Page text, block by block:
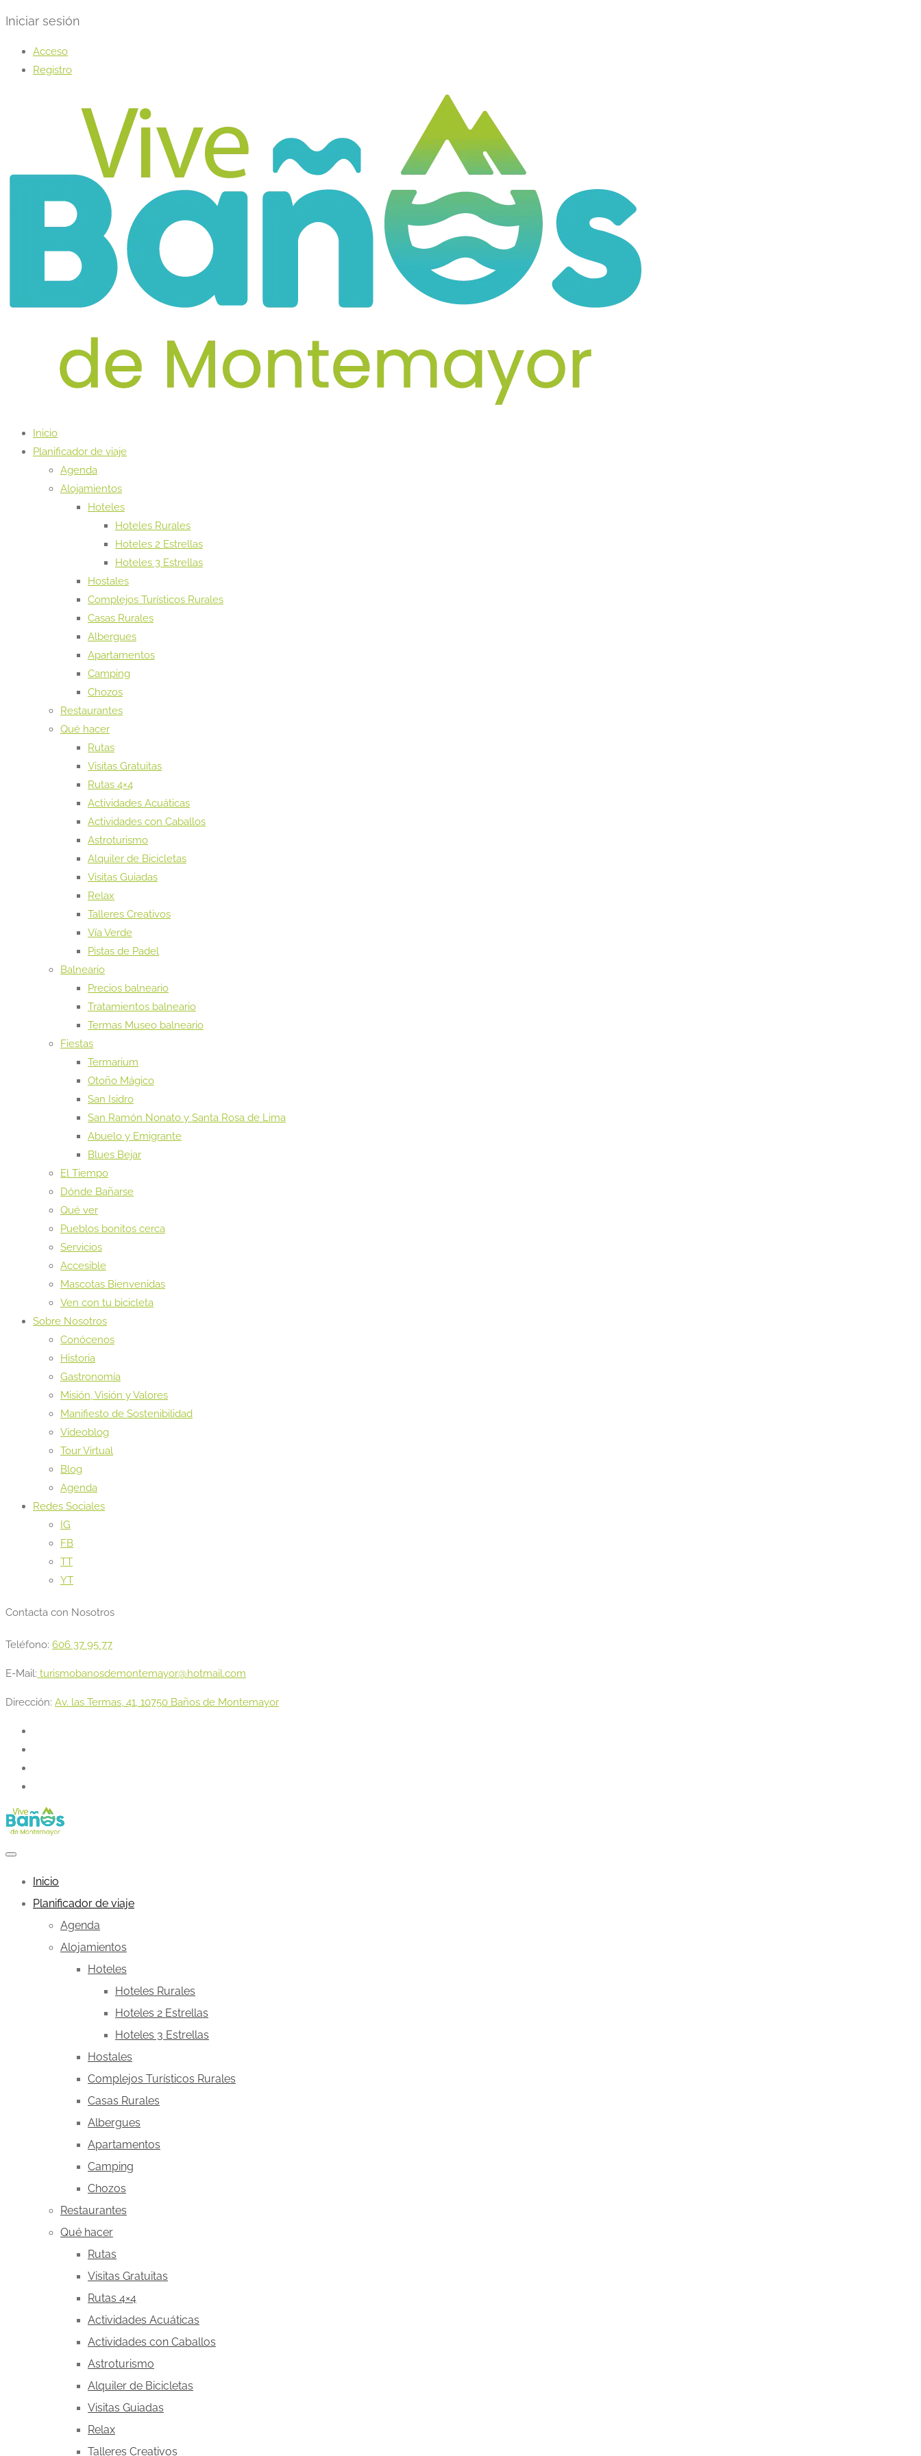
Iniciar sesión
Acceso
Registro
Inicio
Planificador de viaje
Agenda
Alojamientos
Hoteles
Hoteles Rurales
Hoteles 2 Estrellas
Hoteles 3 Estrellas
Hostales
Complejos Turísticos Rurales
Casas Rurales
Albergues
Apartamentos
Camping
Chozos
Restaurantes
Qué hacer
Rutas
Visitas Gratuitas
Rutas 4×4
Actividades Acuáticas
Actividades con Caballos
Astroturismo
Alquiler de Bicicletas
Visitas Guiadas
Relax
Talleres Creativos
Vía Verde
Pistas de Padel
Balneario
Precios balneario
Tratamientos balneario
Termas Museo balneario
Fiestas
Termarium
Otoño Mágico
San Isidro
San Ramón Nonato y Santa Rosa de Lima
Abuelo y Emigrante
Blues Bejar
El Tiempo
Dónde Bañarse
Qué ver
Pueblos bonitos cerca
Servicios
Accesible
Mascotas Bienvenidas
Ven con tu bicicleta
Sobre Nosotros
Conócenos
Historia
Gastronomía
Misión, Visión y Valores
Manifiesto de Sostenibilidad
Videoblog
Tour Virtual
Blog
Agenda
Redes Sociales
IG
FB
TT
YT
Contacta con Nosotros
Teléfono: 606 37 95 77
E-Mail: turismobanosdemontemayor@hotmail.com
Dirección: Av. las Termas, 41, 10750 Baños de Montemayor
Inicio
Planificador de viaje
Agenda
Alojamientos
Hoteles
Hoteles Rurales
Hoteles 2 Estrellas
Hoteles 3 Estrellas
Hostales
Complejos Turísticos Rurales
Casas Rurales
Albergues
Apartamentos
Camping
Chozos
Restaurantes
Qué hacer
Rutas
Visitas Gratuitas
Rutas 4×4
Actividades Acuáticas
Actividades con Caballos
Astroturismo
Alquiler de Bicicletas
Visitas Guiadas
Relax
Talleres Creativos